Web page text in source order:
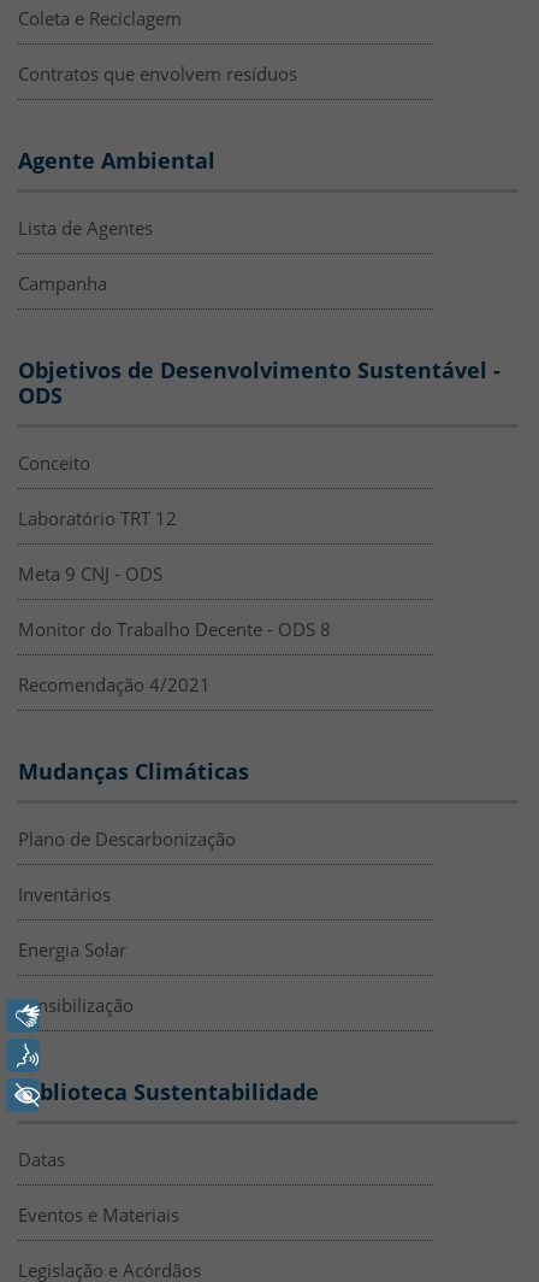
Coleta e Reciclagem
Contratos que envolvem resíduos
Agente Ambiental
Lista de Agentes
Campanha
Objetivos de Desenvolvimento Sustentável -
ODS
Conceito
Laboratório TRT 12
Meta 9 CNJ - ODS
Monitor do Trabalho Decente - ODS 8
Recomendação 4/2021
Mudanças Climáticas
Plano de Descarbonização
Inventários
Energia Solar
Sensibilização
Biblioteca Sustentabilidade
Datas
Eventos e Materiais
Legislação e Acórdãos
Libras
+ Acessibilidade